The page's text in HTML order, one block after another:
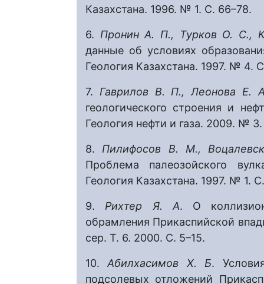
Казахстана. 1996. № 1. С. 66–78.
6. Пронин А. П., Турков О. С.,
данные об условиях
Геология Казахстана. 1997. № 4.
7. Гаврилов В. П., Леонова Е.
геологического строения и
Геология нефти и газа. 2009. №
8. Пилифосов В. М.,
Проблема палеозойского
Геология Казахстана. 1997. № 1.
9. Рихтер Я. А. О
обрамления Прикаспийской
сер. Т. 6. 2000. С. 5–15.
10.Абилхасимов Х. Б.
подсолевых отложений